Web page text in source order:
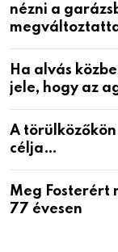
nézni a
Ha alvás
jele, hogy az
A
célja…
Meg Fosterért
77 évesen